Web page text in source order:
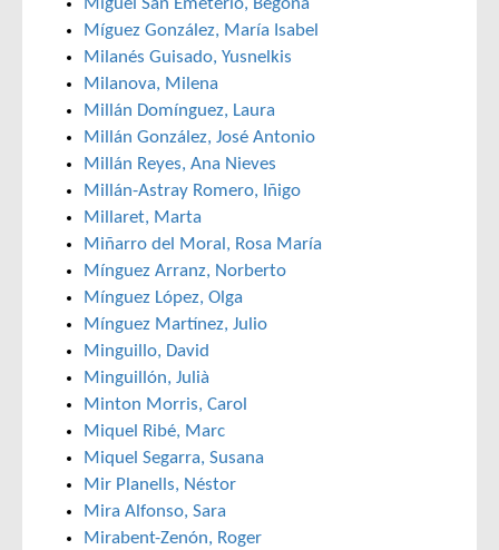
Miguel San Emeterio, Begoña
Míguez González, María Isabel
Milanés Guisado, Yusnelkis
Milanova, Milena
Millán Domínguez, Laura
Millán González, José Antonio
Millán Reyes, Ana Nieves
Millán-Astray Romero, Iñigo
Millaret, Marta
Miñarro del Moral, Rosa María
Mínguez Arranz, Norberto
Mínguez López, Olga
Mínguez Martínez, Julio
Minguillo, David
Minguillón, Julià
Minton Morris, Carol
Miquel Ribé, Marc
Miquel Segarra, Susana
Mir Planells, Néstor
Mira Alfonso, Sara
Mirabent-Zenón, Roger